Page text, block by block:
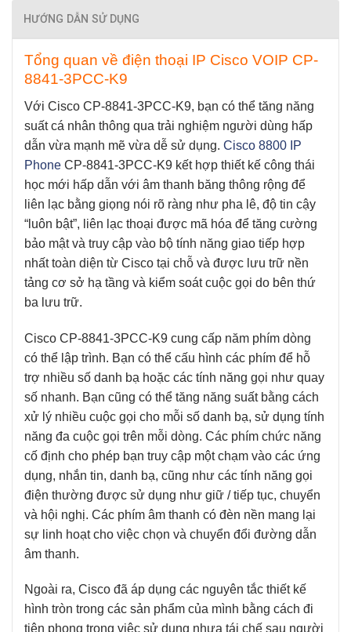
HƯỚNG DẪN SỬ DỤNG
Tổng quan về điện thoại IP Cisco VOIP CP-
8841-3PCC-K9
Với Cisco CP-8841-3PCC-K9, bạn có thể tăng năng
suất cá nhân thông qua trải nghiệm người dùng hấp
dẫn vừa mạnh mẽ vừa dễ sử dụng. Cisco 8800 IP
Phone CP-8841-3PCC-K9 kết hợp thiết kế công thái
học mới hấp dẫn với âm thanh băng thông rộng để
liên lạc bằng giọng nói rõ ràng như pha lê, độ tin cậy
“luôn bật”, liên lạc thoại được mã hóa để tăng cường
bảo mật và truy cập vào bộ tính năng giao tiếp hợp
nhất toàn diện từ Cisco tại chỗ và được lưu trữ nền
tảng cơ sở hạ tầng và kiểm soát cuộc gọi do bên thứ
ba lưu trữ.
Cisco CP-8841-3PCC-K9 cung cấp năm phím dòng
có thể lập trình. Bạn có thể cấu hình các phím để hỗ
trợ nhiều số danh bạ hoặc các tính năng gọi như quay
số nhanh. Bạn cũng có thể tăng năng suất bằng cách
xử lý nhiều cuộc gọi cho mỗi số danh bạ, sử dụng tính
năng đa cuộc gọi trên mỗi dòng. Các phím chức năng
cố định cho phép bạn truy cập một chạm vào các ứng
dụng, nhắn tin, danh bạ, cũng như các tính năng gọi
điện thường được sử dụng như giữ / tiếp tục, chuyển
và hội nghị. Các phím âm thanh có đèn nền mang lại
sự linh hoạt cho việc chọn và chuyển đổi đường dẫn
âm thanh.
Ngoài ra, Cisco đã áp dụng các nguyên tắc thiết kế
hình tròn trong các sản phẩm của mình bằng cách đi
tiên phong trong việc sử dụng nhựa tái chế sau người